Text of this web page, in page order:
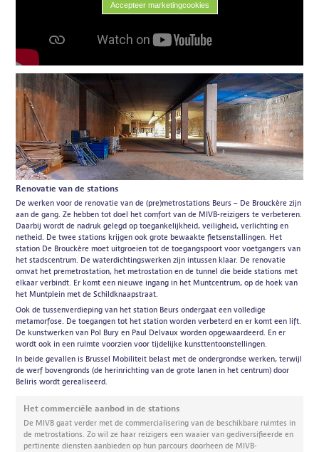
Accepteer marketingcookies
Renovatie van de stations
De werken voor de renovatie van de (pre)metrostations Beurs – De Brouckère zijn
aan de gang. Ze hebben tot doel het comfort van de MIVB-reizigers te verbeteren.
Daarbij wordt de nadruk gelegd op toegankelijkheid, veiligheid, verlichting en
netheid. De twee stations krijgen ook grote bewaakte fietsenstallingen. Het
station De Brouckère moet uitgroeien tot de toegangspoort voor voetgangers van
het stadscentrum. De waterdichtingswerken zijn intussen klaar. De renovatie
omvat het premetrostation, het metrostation en de tunnel die beide stations met
elkaar verbindt. Er komt een nieuwe ingang in het Muntcentrum, op de hoek van
het Muntplein met de Schildknaapstraat.
Ook de tussenverdieping van het station Beurs ondergaat een volledige
metamorfose. De toegangen tot het station worden verbeterd en er komt een lift.
De kunstwerken van Pol Bury en Paul Delvaux worden opgewaardeerd. En er
wordt ook in een ruimte voorzien voor tijdelijke kunsttentoonstellingen.
In beide gevallen is Brussel Mobiliteit belast met de ondergrondse werken, terwijl
de werf bovengronds (de herinrichting van de grote lanen in het centrum) door
Beliris wordt gerealiseerd.
Het commerciële aanbod in de stations
De MIVB gaat verder met de commercialisering van de beschikbare ruimtes in
de metrostations. Zo wil ze haar reizigers een waaier van gediversifieerde en
pertinente diensten aanbieden op hun parcours doorheen de MIVB-